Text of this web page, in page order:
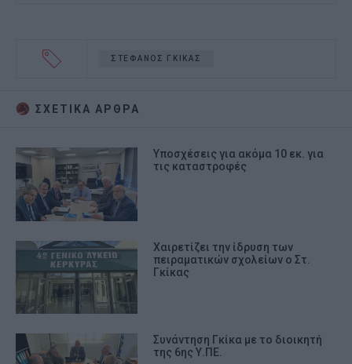
ΣΤΕΦΑΝΟΣ ΓΚΙΚΑΣ
ΣΧΕΤΙΚA AΡΘΡΑ
Υποσχέσεις για ακόμα 10 εκ. για
τις καταστροφές
Χαιρετίζει την ίδρυση των
πειραματικών σχολείων ο Στ.
Γκίκας
Συνάντηση Γκίκα με το διοικητή
της 6ης Υ.ΠΕ.